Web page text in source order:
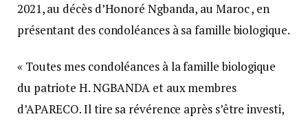
2021, au décès d’Honoré Ngbanda, au Maroc , en
présentant des condoléances à sa famille biologique.
« Toutes mes condoléances à la famille biologique
du patriote H. NGBANDA et aux membres
d’APARECO. Il tire sa révérence après s’être investi,